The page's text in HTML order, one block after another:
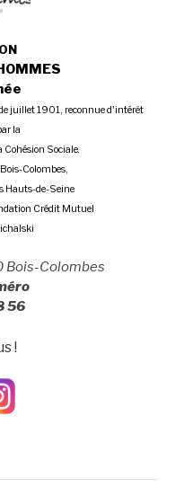
juillet 1901, reconnue d'intérêt
la
Sociale.
Colombes,
Hauts-de-Seine
Crédit Mutuel
Bois-Colombes
56
!